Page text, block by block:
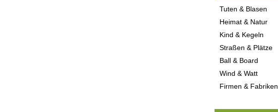
Tuten & Blasen
Heimat & Natur
Kind & Kegeln
Straßen & Plätze
Ball & Board
Wind & Watt
Firmen & Fabriken